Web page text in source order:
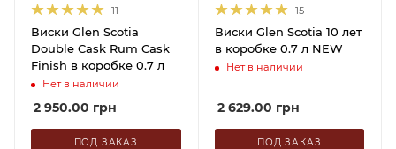
11
Виски Glen Scotia
Double Cask Rum Cask
Finish в коробке 0.7 л
Нет в наличии
2 950.00 грн
ПОД ЗАКАЗ
15
Виски Glen Scotia 10 лет
в коробке 0.7 л NEW
Нет в наличии
2 629.00 грн
ПОД ЗАКАЗ